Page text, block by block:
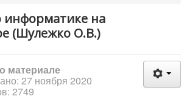
информатике на
(Шулежко О.В.)
материале
27 ноября 2020
2749